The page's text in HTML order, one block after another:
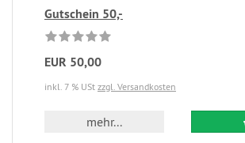
Gutschein 50,-
EUR 50,00
inkl. 7 % USt zzgl. Versandkosten
mehr...